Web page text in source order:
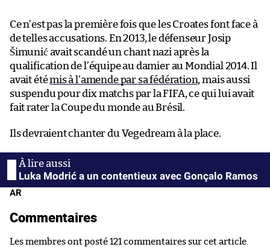
Ce n’est pas la première fois que les Croates font face à
de telles accusations. En 2013, le défenseur Josip
Šimunić avait scandé un chant nazi après la
qualification de l’équipe au damier au Mondial 2014. Il
avait étémis à l’amende par sa fédération, mais aussi
suspendu pour dix matchs par la FIFA, ce qui lui avait
fait rater la Coupe du monde au Brésil.
Ils devraient chanter du Vegedream à la place.
Luka Modrić a un contentieux avec Gonçalo Ramos
AR
Commentaires
Les membres ont posté 121 commentaires sur cet article.